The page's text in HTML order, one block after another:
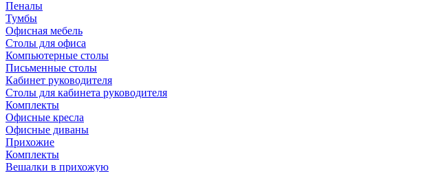
Пеналы
Тумбы
Офисная мебель
Столы для офиса
Компьютерные столы
Письменные столы
Кабинет руководителя
Столы для кабинета руководителя
Комплекты
Офисные кресла
Офисные диваны
Прихожие
Комплекты
Вешалки в прихожую